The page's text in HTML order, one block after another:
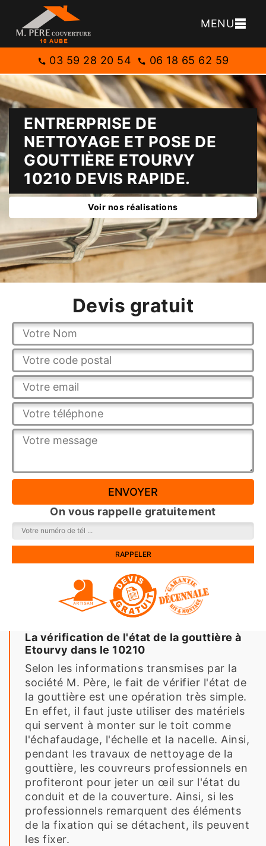
MENU
03 59 28 20 54 06 18 65 62 59
ENTRERPRISE DE
NETTOYAGE ET POSE DE
GOUTTIÈRE ETOURVY
10210 DEVIS RAPIDE.
Voir nos réalisations
Devis gratuit
On vous rappelle gratuitement
La vérification de l'état de la gouttière à
Etourvy dans le 10210
Selon les informations transmises par la
société M. Père, le fait de vérifier l'état de
la gouttière est une opération très simple.
En effet, il faut juste utiliser des matériels
qui servent à monter sur le toit comme
l'échafaudage, l'échelle et la nacelle. Ainsi,
pendant les travaux de nettoyage de la
gouttière, les couvreurs professionnels en
profiteront pour jeter un œil sur l'état du
conduit et de la couverture. Ainsi, si les
professionnels remarquent des éléments
de la fixation qui se détachent, ils peuvent
les fixer.